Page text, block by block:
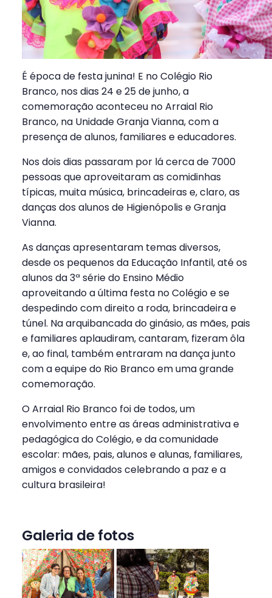
É época de festa junina! E no Colégio Rio
Branco, nos dias 24 e 25 de junho, a
comemoração aconteceu no Arraial Rio
Branco, na Unidade Granja Vianna, com a
presença de alunos, familiares e educadores.
Nos dois dias passaram por lá cerca de 7000
pessoas que aproveitaram as comidinhas
típicas, muita música, brincadeiras e, claro, as
danças dos alunos de Higienópolis e Granja
Vianna.
As danças apresentaram temas diversos,
desde os pequenos da Educação Infantil, até os
alunos da 3ª série do Ensino Médio
aproveitando a última festa no Colégio e se
despedindo com direito a roda, brincadeira e
túnel. Na arquibancada do ginásio, as mães, pais
e familiares aplaudiram, cantaram, fizeram ôla
e, ao final, também entraram na dança junto
com a equipe do Rio Branco em uma grande
comemoração.
O Arraial Rio Branco foi de todos, um
envolvimento entre as áreas administrativa e
pedagógica do Colégio, e da comunidade
escolar: mães, pais, alunos e alunas, familiares,
amigos e convidados celebrando a paz e a
cultura brasileira!
Galeria de fotos